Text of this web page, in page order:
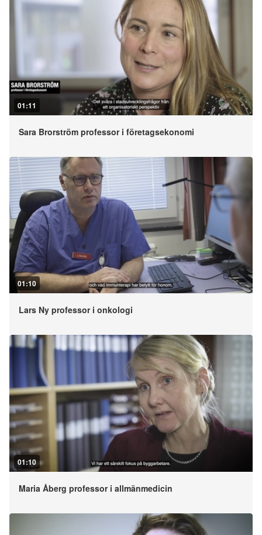
01:11
Sara Brorström professor i företagsekonomi
01:10
Lars Ny professor i onkologi
01:10
Maria Åberg professor i allmänmedicin